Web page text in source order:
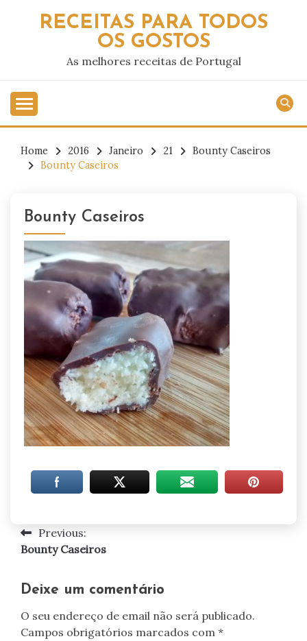
RECEITAS PARA TODOS
OS GOSTOS
As melhores receitas de Portugal
Home 2016 Janeiro 21
Bounty Caseiros
Bounty Caseiros
Bounty Caseiros
Navegação
artigos
Previous:
Bounty Caseiros
Deixe um comentário
O seu endereço de email não será publicado.
Campos obrigatórios marcados com *